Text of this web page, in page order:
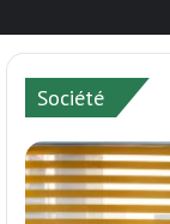
Société